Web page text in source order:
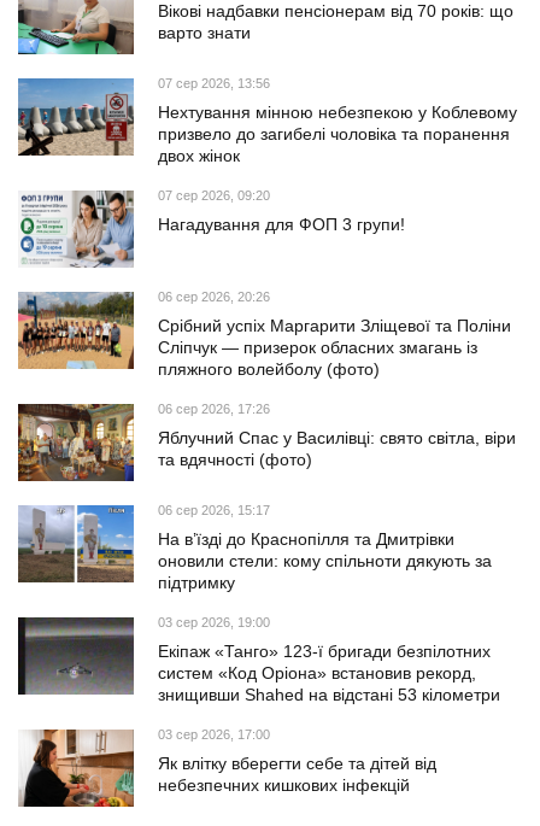
Вікові надбавки пенсіонерам від 70 років: що
варто знати
07 сер 2026, 13:56
Нехтування мінною небезпекою у Коблевому
призвело до загибелі чоловіка та поранення
двох жінок
07 сер 2026, 09:20
Нагадування для ФОП 3 групи!
06 сер 2026, 20:26
Срібний успіх Маргарити Зліщевої та Поліни
Сліпчук — призерок обласних змагань із
пляжного волейболу (фото)
06 сер 2026, 17:26
Яблучний Спас у Василівці: свято світла, віри
та вдячності (фото)
06 сер 2026, 15:17
На в’їзді до Краснопілля та Дмитрівки
оновили стели: кому спільноти дякують за
підтримку
03 сер 2026, 19:00
Екіпаж «Танго» 123-ї бригади безпілотних
систем «Код Оріона» встановив рекорд,
знищивши Shahed на відстані 53 кілометри
03 сер 2026, 17:00
Як влітку вберегти себе та дітей від
небезпечних кишкових інфекцій